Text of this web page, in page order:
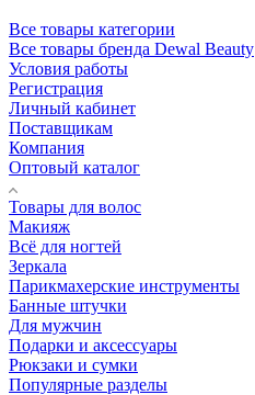
Все товары категории
Все товары бренда Dewal Beauty
Условия работы
Регистрация
Личный кабинет
Поставщикам
Компания
Оптовый каталог
Товары для волос
Макияж
Всё для ногтей
Зеркала
Парикмахерские инструменты
Банные штучки
Для мужчин
Подарки и аксессуары
Рюкзаки и сумки
Популярные разделы